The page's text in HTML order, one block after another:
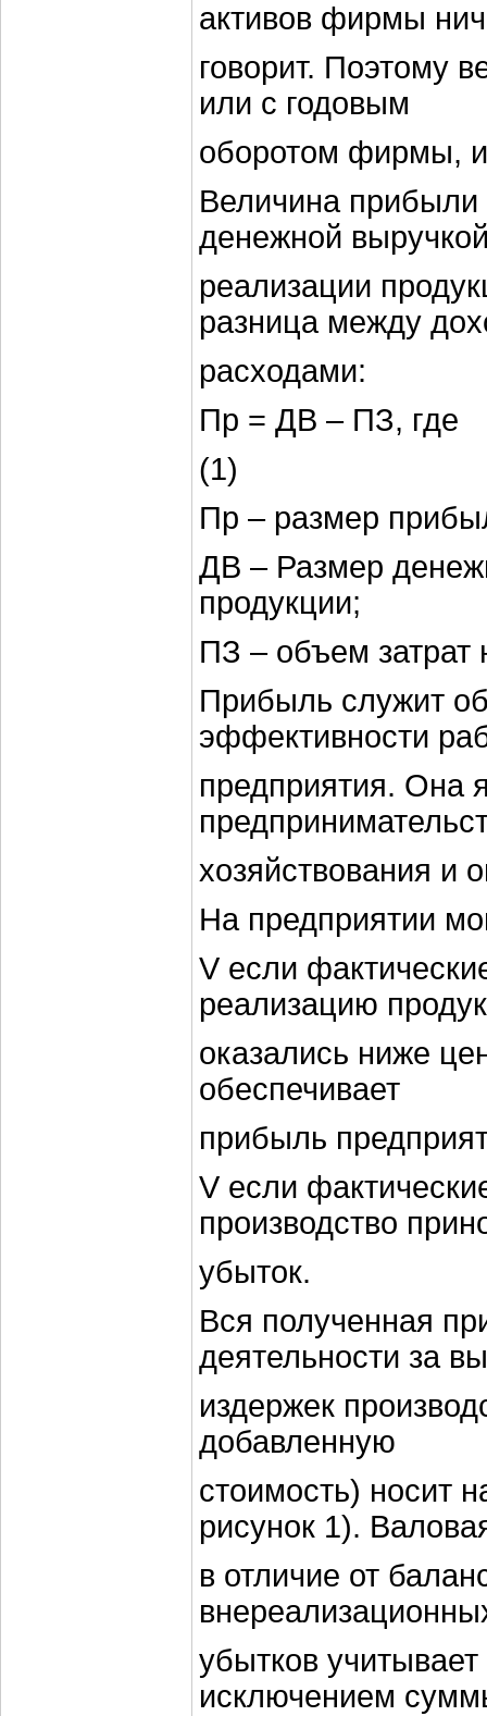
активов фирмы
говорит. Поэтому
или с годовым
оборотом фирмы,
Величина прибыли
денежной
реализации
разница между
расходами:
Пр = ДВ – ПЗ, где
(1)
Пр – размер
ДВ – Размер
продукции;
ПЗ – объем затрат
Прибыль служит
эффективности
предприятия. Она
хозяйствования и
На предприятии
V если
реализацию
оказались ниже
обеспечивает
прибыль
V если
производство
убыток.
Вся полученная
деятельности за
издержек
добавленную
стоимость) носит
рисунок 1).
в отличие от
убытков
исключением